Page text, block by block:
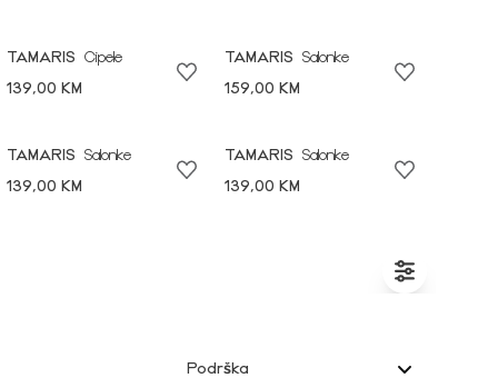
TAMARIS
Cipele
139,00 KM
TAMARIS
Salonke
159,00 KM
TAMARIS
Salonke
139,00 KM
TAMARIS
Salonke
139,00 KM
Podrška